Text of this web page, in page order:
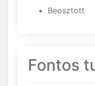
Beosztott
Fontos